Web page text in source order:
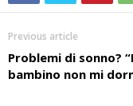
Previous article
Problemi di sonno?
bambino non mi